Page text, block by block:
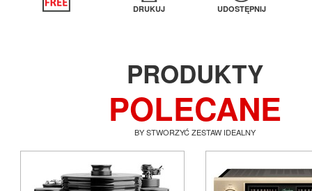
DRUKUJ UDOSTĘPNIJ
PRODUKTY
POLECANE
BY STWORZYĆ ZESTAW IDEALNY